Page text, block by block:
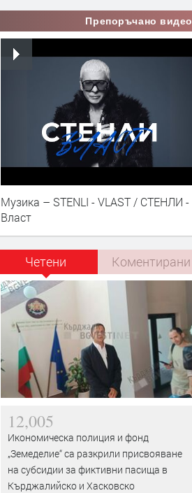
Препоръчано видео
Музика – STENLI - VLAST / СТЕНЛИ -
Власт
Четени Коментирани
12,005
Икономическа полиция и фонд
„Земеделие“ са разкрили присвояване
на субсидии за фиктивни пасища в
Кърджалийско и Хасковско